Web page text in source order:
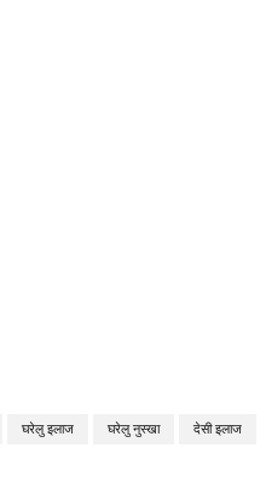
घरेलु इलाज घरेलु नुस्खा देसी इलाज